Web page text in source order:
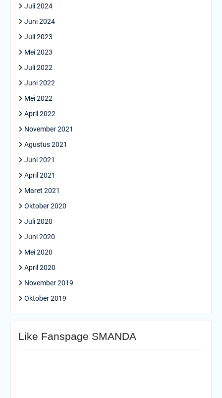
Juli 2024
Juni 2024
Juli 2023
Mei 2023
Juli 2022
Juni 2022
Mei 2022
April 2022
November 2021
Agustus 2021
Juni 2021
April 2021
Maret 2021
Oktober 2020
Juli 2020
Juni 2020
Mei 2020
April 2020
November 2019
Oktober 2019
Like Fanspage SMANDA